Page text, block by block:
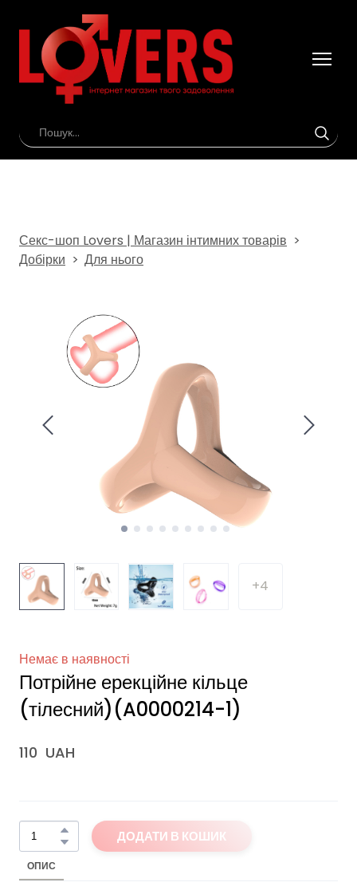
Секс-шоп Lovers | Магазин інтимних товарів
Добірки
Для нього
+4
Немає в наявності
Потрійне ерекційне кільце
(тілесний)(A0000214-1)
110  UAH
ДОДАТИ В КОШИК
ОПИС